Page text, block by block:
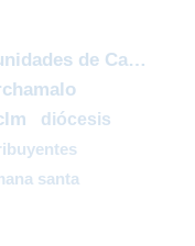
Junta de Comunidades de Castilla-La Mancha
diócesis
santa